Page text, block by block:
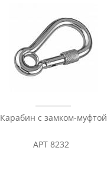
Карабин с замком-муфтой
АРТ 8232